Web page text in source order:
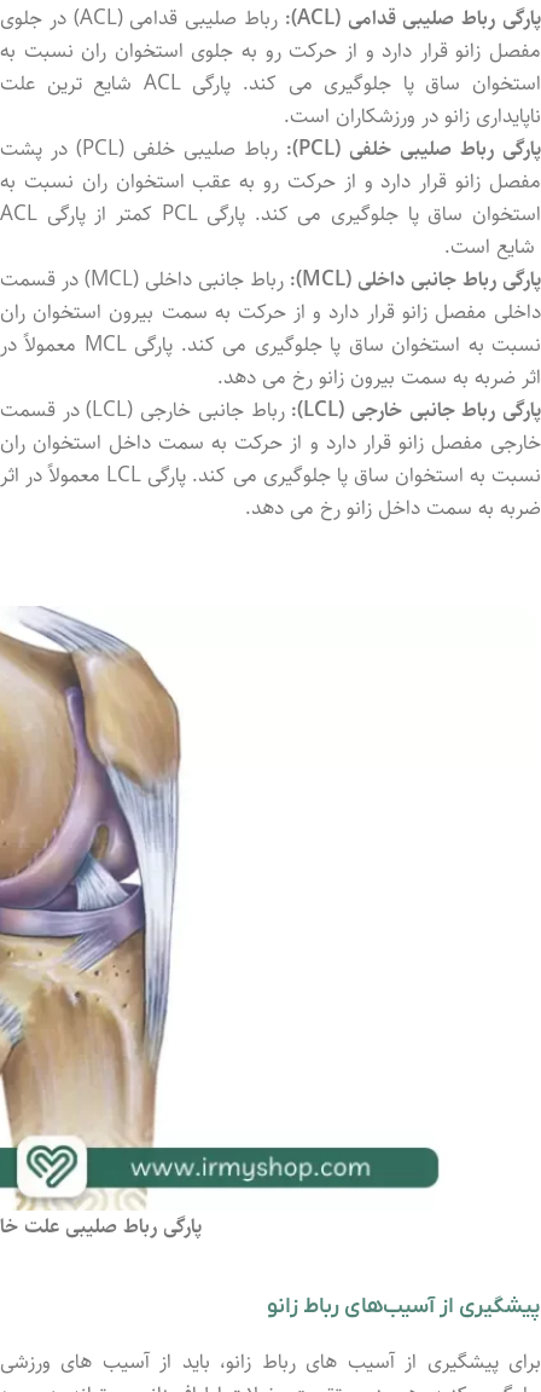
پارگی رباط صلیبی قدامی (ACL):
رباط صلیبی قدامی (ACL) در جلوی
مفصل زانو قرار دارد و از حرکت رو به جلوی استخوان ران نسبت به
استخوان ساق پا جلوگیری می‌ کند. پارگی ACL شایع ‌ترین علت
ناپایداری زانو در ورزشکاران است.
پارگی رباط صلیبی خلفی (PCL):
رباط صلیبی خلفی (PCL) در پشت
مفصل زانو قرار دارد و از حرکت رو به عقب استخوان ران نسبت به
استخوان ساق پا جلوگیری می ‌کند. پارگی PCL کمتر از پارگی ACL
شایع است.
پارگی رباط جانبی داخلی (MCL):
رباط جانبی داخلی (MCL) در قسمت
داخلی مفصل زانو قرار دارد و از حرکت به سمت بیرون استخوان ران
نسبت به استخوان ساق پا جلوگیری می کند. پارگی MCL معمولاً در
اثر ضربه به سمت بیرون زانو رخ می‌ دهد.
پارگی رباط جانبی خارجی (LCL):
رباط جانبی خارجی (LCL) در قسمت
خارجی مفصل زانو قرار دارد و از حرکت به سمت داخل استخوان ران
نسبت به استخوان ساق پا جلوگیری می‌ کند. پارگی LCL معمولاً در اثر
ضربه به سمت داخل زانو رخ می ‌دهد.
پارگی رباط صلیبی علت
پیشگیری از آسیب‌های رباط زانو
برای پیشگیری از آسیب ‌های رباط زانو، باید از آسیب‌ های ورزشی